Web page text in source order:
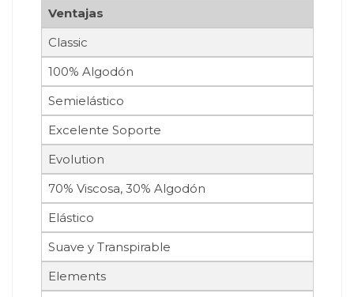
Ventajas
Classic
100% Algodón
Semielástico
Excelente Soporte
Evolution
70% Viscosa, 30% Algodón
Elástico
Suave y Transpirable
Elements